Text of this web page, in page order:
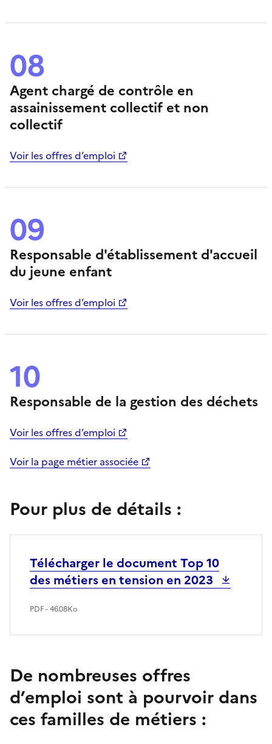
08
Agent chargé de contrôle en
assainissement collectif et non
collectif
Voir les offres d’emploi
09
Responsable d'établissement d'accueil
du jeune enfant
Voir les offres d’emploi
10
Responsable de la gestion des déchets
Voir les offres d’emploi
Voir la page métier associée
Pour plus de détails :
Télécharger le document Top 10
des métiers en tension en 2023
PDF - 46.08Ko
De nombreuses offres
d’emploi sont à pourvoir dans
ces familles de métiers :